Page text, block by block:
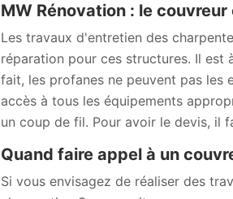
MW Rénovation : le
Les travaux d'entretien des
réparation pour ces structures. Il est
fait, les profanes ne peuvent pas les
accès à tous les équipements
un coup de fil. Pour avoir le devis, il
Quand faire appel à un
Si vous envisagez de réaliser des